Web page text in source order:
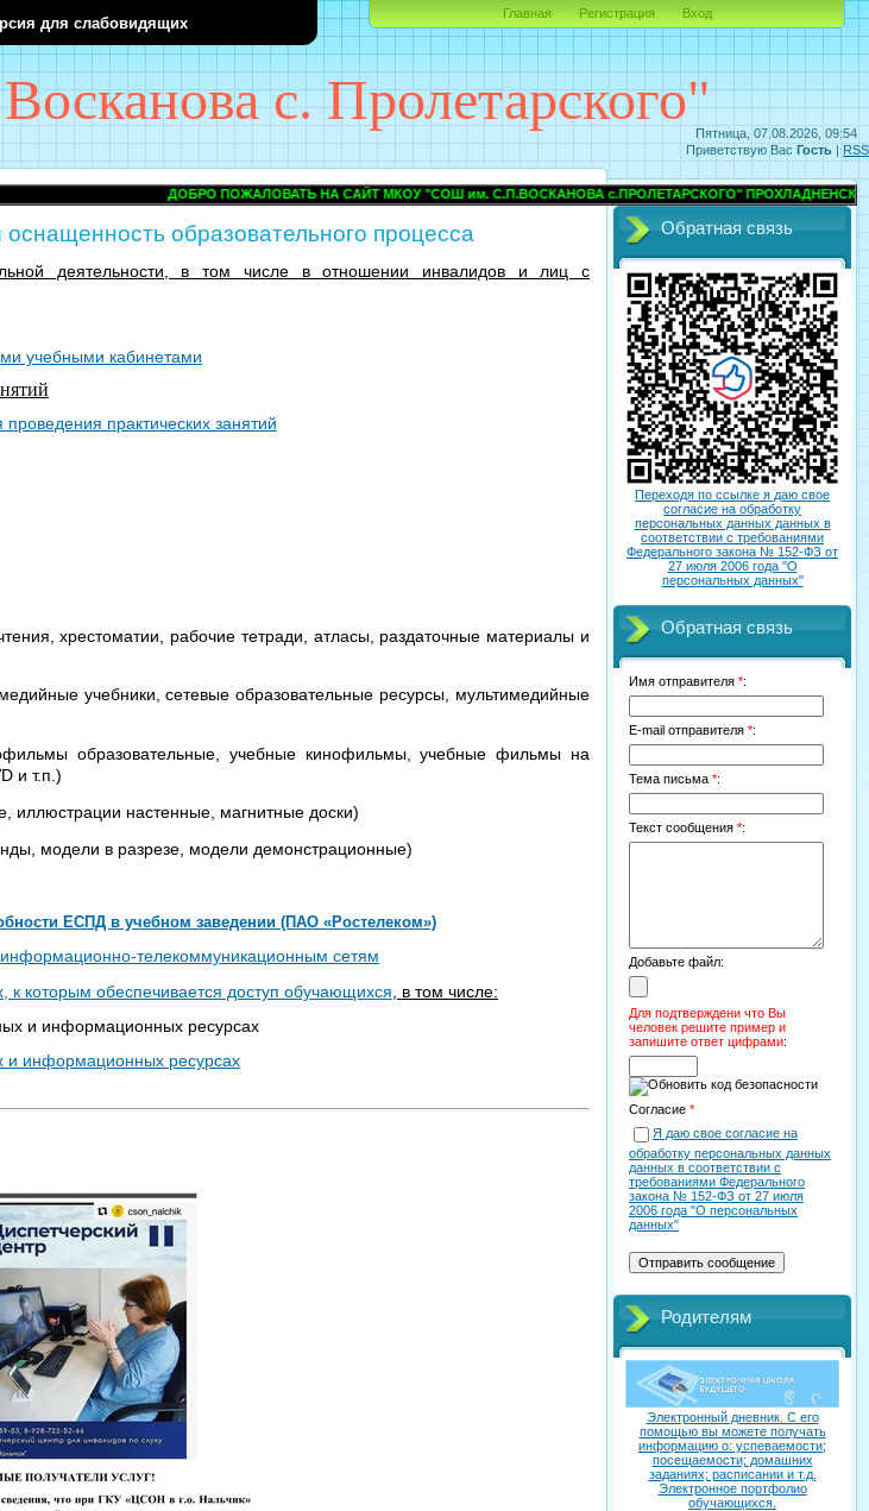
для слабовидящих
Пятница, 07.08.2026, 09:54
Главная Регистрация Вход
с. Пролетарского"
Приветствую Вас Гость | RSS
ДОБРО ПОЖАЛОВАТЬ НА САЙТ МКОУ "СОШ им. С.П.ВОСКАНОВА с.ПРОЛЕТАРСКОГО" ПРОХЛАДНЕНСКОГО
образовательного процесса
деятельности, в том числе в отношении инвалидов и лиц с
учебными кабинетами
практических занятий
хрестоматии, рабочие тетради, атласы, раздаточные материалы и
учебники, сетевые образовательные ресурсы, мультимедийные
образовательные, учебные кинофильмы, учебные фильмы на
и т.п.)
иллюстрации настенные, магнитные доски)
модели в разрезе, модели демонстрационные)
ЕСПД в учебном заведении (ПАО «Ростелеком»)
телекоммуникационным сетям
к которым обеспечивается доступ обучающихся , в том числе:
и информационных ресурсах
и информационных ресурсах
Обратная связь
Переходя по ссылке я даю свое
согласие на обработку
персональных данных данных в
соответствии с требованиями
Федерального закона № 152-ФЗ от
27 июля 2006 года "О
персональных данных"
Обратная связь
Имя отправителя *:
E-mail отправителя *:
Тема письма *:
Текст сообщения *:
Добавьте файл:
Для подтверждени что Вы
человек решите пример и
запишите ответ цифрами:
Согласие *
Я даю свое согласие на
обработку персональных данных
данных в соответствии с
требованиями Федерального
закона № 152-ФЗ от 27 июля
2006 года "О персональных
данных"
Родителям
Электронный дневник. C его
помощью вы можете получать
информацию о: успеваемости;
посещаемости; домашних
заданиях; расписании и т.д.
Электронное портфолио
обучающихся.